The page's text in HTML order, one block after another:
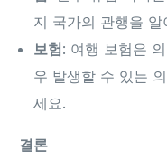
지 국가의 관행을 알
보험: 여행 보험은
우 발생할 수 있는
세요.
결론